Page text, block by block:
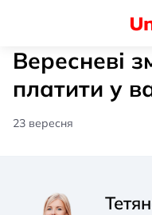
Вересневі
платити у
23 вересня